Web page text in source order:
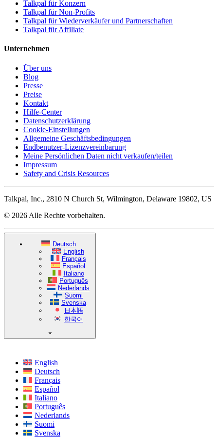
Talkpal für Konzern
Talkpal für Non-Profits
Talkpal für Wiederverkäufer und Partnerschaften
Talkpal für Affiliate
Unternehmen
Über uns
Blog
Presse
Preise
Kontakt
Hilfe-Center
Datenschutzerklärung
Cookie-Einstellungen
Allgemeine Geschäftsbedingungen
Endbenutzer-Lizenzvereinbarung
Meine Persönlichen Daten nicht verkaufen/teilen
Impressum
Safety and Crisis Resources
Talkpal, Inc., 2810 N Church St, Wilmington, Delaware 19802, US
© 2026 Alle Rechte vorbehalten.
Deutsch
English
Français
Español
Italiano
Português
Nederlands
Suomi
Svenska
日本語
한국어
English
Deutsch
Français
Español
Italiano
Português
Nederlands
Suomi
Svenska